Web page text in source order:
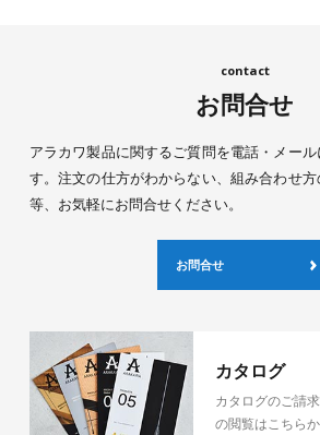
お問合せ
アラカワ製品に関するご質問を電話・メー
す。注文の仕方がわからない、組み合わせ
等、お気軽にお問合せください。
お問合せ
カタログ
カタログのご請
の閲覧はこちらか